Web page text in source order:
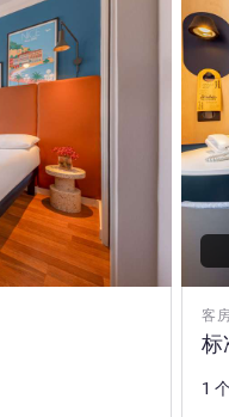
客
标
1